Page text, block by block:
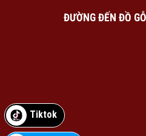
ĐƯỜNG ĐẾN ĐỒ
Tiktok